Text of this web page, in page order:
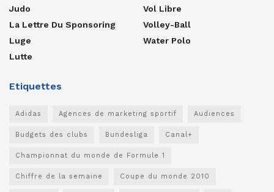
Judo
La Lettre Du Sponsoring
Luge
Lutte
Vol Libre
Volley-Ball
Water Polo
Etiquettes
Adidas Agences de marketing sportif Audiences
Budgets des clubs Bundesliga Canal+
Championnat du monde de Formule 1
Chiffre de la semaine Coupe du monde 2010